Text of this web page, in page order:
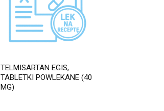
TELMISARTAN EGIS,
TABLETKI POWLEKANE (40
MG)